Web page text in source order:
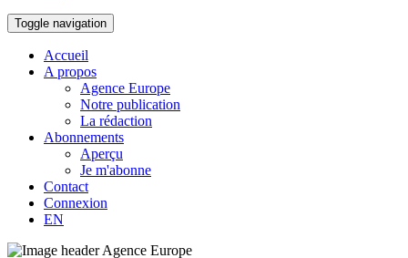
Toggle navigation
Accueil
A propos
Agence Europe
Notre publication
La rédaction
Abonnements
Aperçu
Je m'abonne
Contact
Connexion
EN